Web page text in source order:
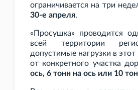
ограничивается на три
30-е апреля.
«Просушка» проводится
всей территории
допустимые нагрузки в этот
от конкретного участка
ось, 6 тонн на ось или 10